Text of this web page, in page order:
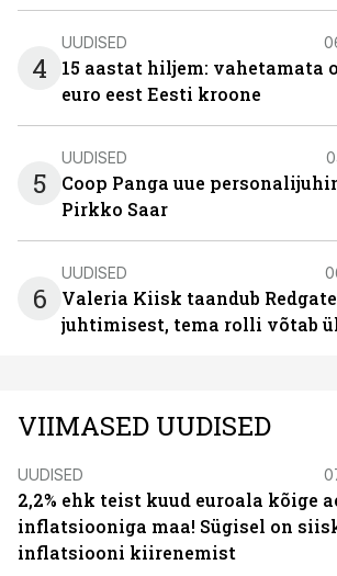
4
UUDISED
15 aastat hiljem: vahetamata
euro eest Eesti kroone
5
UUDISED
Coop Panga uue
Pirkko Saar
6
UUDISED
Valeria Kiisk taandub
juhtimisest, tema rolli võtab
VIIMASED UUDISED
UUDISED
2,2% ehk teist kuud euroala kõige
inflatsiooniga maa! Sügisel on
inflatsiooni kiirenemist